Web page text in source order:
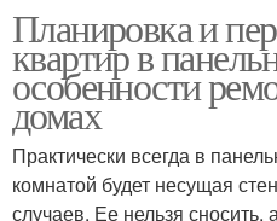
Планировка и
квартир в
особенности
домах
Практически всегда в
комнатой будет несущая
случаев. Ее нельзя